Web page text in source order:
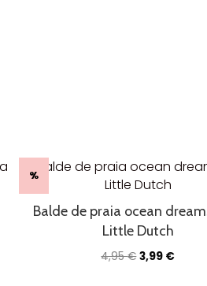
%
Balde de praia ocean
Little Dutch
4,95€O
3,99 €O